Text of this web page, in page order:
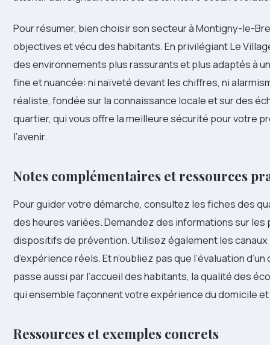
Pour résumer, bien choisir son secteur à Montigny-le-
objectives et vécu des habitants. En privilégiant Le
des environnements plus rassurants et plus adaptés à
fine et nuancée: ni naïveté devant les chiffres, ni
réaliste, fondée sur la connaissance locale et sur des
quartier, qui vous offre la meilleure sécurité pour votre
l’avenir.
Notes complémentaires et ressources
Pour guider votre démarche, consultez les fiches des
des heures variées. Demandez des informations sur
dispositifs de prévention. Utilisez également les
d’expérience réels. Et n’oubliez pas que l’évaluation
passe aussi par l’accueil des habitants, la qualité des
qui ensemble façonnent votre expérience du domicile
Ressources et exemples concrets